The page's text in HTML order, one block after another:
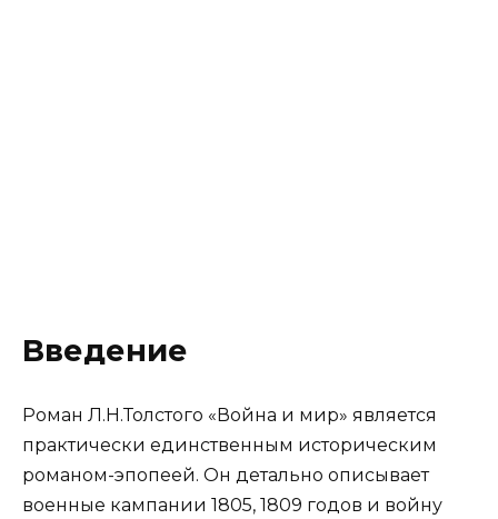
Введение
Роман Л.Н.Толстого «Война и мир» является
практически единственным историческим
романом-эпопеей. Он детально описывает
военные кампании 1805, 1809 годов и войну